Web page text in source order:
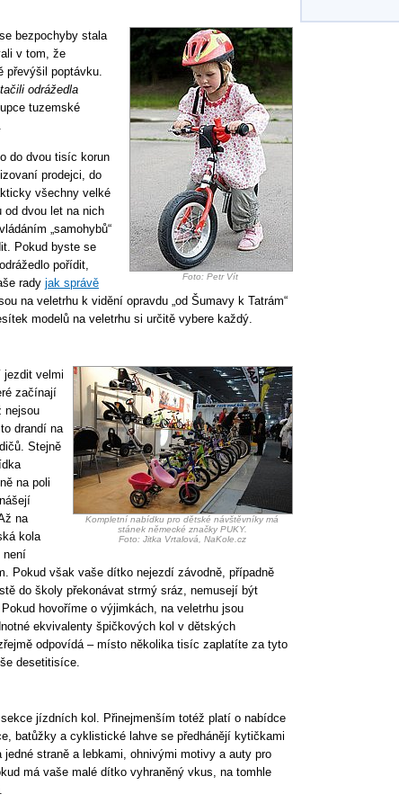
Foto: Petr Vít
bezpochyby stala
v tom, že
převýšil poptávku.
odrážedla
tuzemské
do dvou tisíc korun
prodejci, do
všechny velké
od dvou let na nich
„samohybů“
Pokud byste se
pořídit,
rady jak správě
na veletrhu k vidění opravdu „od Šumavy k Tatrám“
modelů na veletrhu si určitě vybere každý.
Kompletní nabídku pro dětské návštěvníky má
stánek německé značky PUKY.
Foto: Jitka Vrtalová, NaKole.cz
jezdit velmi
začínají
nejsou
drandí na
Stejně
na poli
na
kola
není
Pokud však vaše dítko nejezdí závodně, případně
do školy překonávat strmý sráz, nemusejí být
hovoříme o výjimkách, na veletrhu jsou
ekvivalenty špičkových kol v dětských
odpovídá – místo několika tisíc zaplatíte za tyto
desetitisíce.
jízdních kol. Přinejmenším totéž platí o nabídce
batůžky a cyklistické lahve se předhánějí kytičkami
straně a lebkami, ohnivými motivy a auty pro
má vaše malé dítko vyhraněný vkus, na tomhle